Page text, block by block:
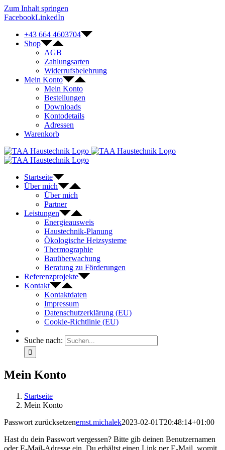
Zum Inhalt springen
FacebookLinkedIn
+43 664 4603704
Shop
AGB
Zahlungsarten
Widerrufsbelehrung
Mein Konto
Mein Konto
Bestellungen
Downloads
Kontodetails
Adressen
Warenkorb
Startseite
Über mich
Über mich
Partner
Leistungen
Energieausweis
Haustechnik-Planung
Ökologische Heizsysteme
Thermographie
Bauüberwachung
Beratung zu Förderungen
Referenzprojekte
Kontakt
Kontaktdaten
Impressum
Datenschutzerklärung (EU)
Cookie-Richtlinie (EU)
Suche nach:
Mein Konto
Startseite
Mein Konto
Passwort zurücksetzenernst.michalek2023-02-01T20:48:14+01:00
Hast du dein Passwort vergessen? Bitte gib deinen Benutzernamen
oder E-Mail-Adresse ein. Du erhältst einen Link per E-Mail, womit